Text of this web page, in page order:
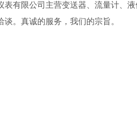
表有限公司主营变送器、流量计、
谈。真诚的服务，我们的宗旨。